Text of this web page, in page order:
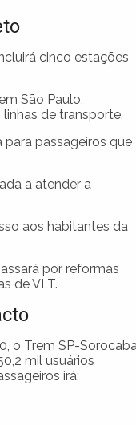
cinco estações
São Paulo,
de transporte.
para passageiros que
a atender a
aos habitantes da
por reformas
de VLT.
o Trem SP-
mil usuários
irá: